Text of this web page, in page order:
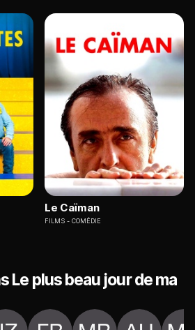
Le Caïman
FILMS COMÉDIE
Le plus beau jour de ma